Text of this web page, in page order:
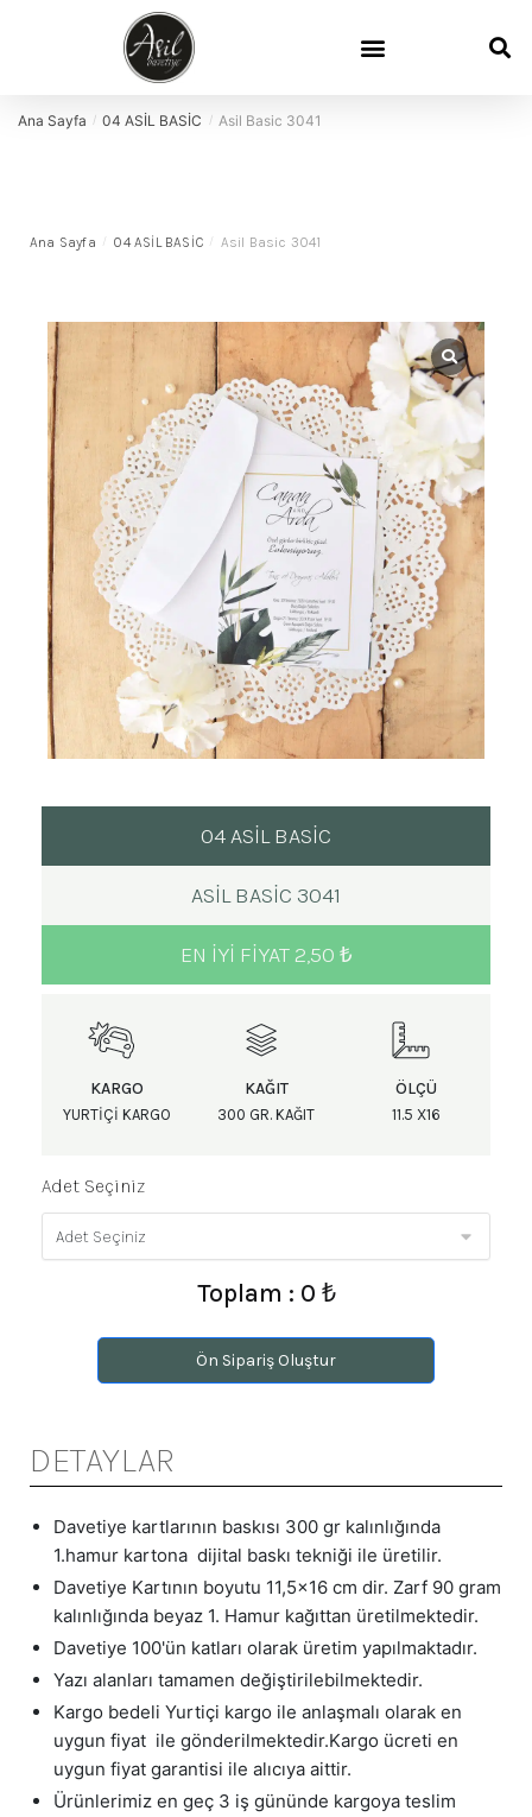
Ana Sayfa / 04 ASİL BASİC / Asil Basic 3041
Ana Sayfa / 04 ASİL BASİC / Asil Basic 3041
04 ASİL BASİC
ASIL BASIC 3041
EN IYI FIYAT 2,50 ₺
KARGO
YURTIÇI KARGO
KAĞIT
300 GR. KAĞIT
ÖLÇÜ
11.5 X16
Adet Seçiniz
Toplam : 0 ₺
Ön Sipariş Oluştur
DETAYLAR
Davetiye kartlarının baskısı 300 gr kalınlığında
1.hamur kartona dijital baskı tekniği ile üretilir.
Davetiye Kartının boyutu 11,5x16 cm dir. Zarf 90 gram
kalınlığında beyaz 1. Hamur kağıttan üretilmektedir.
Davetiye 100'ün katları olarak üretim yapılmaktadır.
Yazı alanları tamamen değiştirilebilmektedir.
Kargo bedeli Yurtiçi kargo ile anlaşmalı olarak en
uygun fiyat ile gönderilmektedir.Kargo ücreti en
uygun fiyat garantisi ile alıcıya aittir.
Ürünlerimiz en geç 3 iş gününde kargoya teslim